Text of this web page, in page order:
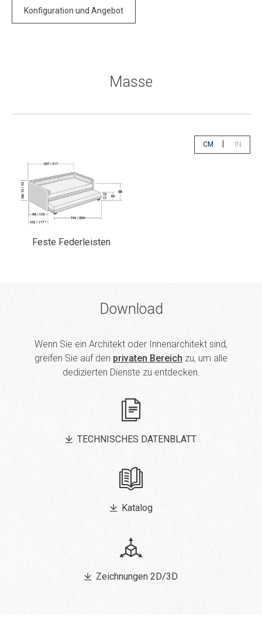
Konfiguration und Angebot
Masse
CM
IN
Feste Federleisten
Download
Wenn Sie ein Architekt oder Innenarchitekt sind,
greifen Sie auf den privaten Bereich zu, um alle
dedizierten Dienste zu entdecken.
TECHNISCHES DATENBLATT
Katalog
Zeichnungen 2D/3D